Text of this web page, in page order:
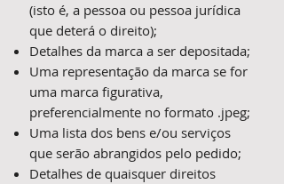
(isto é, a pessoa ou pessoa jurídica
que deterá o direito);
Detalhes da marca a ser depositada;
Uma representação da marca se for
uma marca figurativa,
preferencialmente no formato .jpeg;
Uma lista dos bens e/ou serviços
que serão abrangidos pelo pedido;
Detalhes de quaisquer direitos